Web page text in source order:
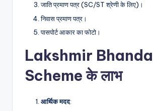
जाति प्रमाण पत्र (SC/ST श्रेणी के लिए)।
निवास प्रमाण पत्र।
पासपोर्ट आकार का फोटो।
Lakshmir
Schemeकेलाभ
आर्थिकमदद: